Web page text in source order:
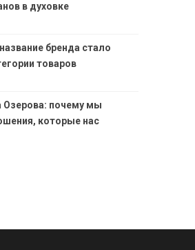
в духовке
бренда стало
товаров
Озерова: почему мы
которые нас